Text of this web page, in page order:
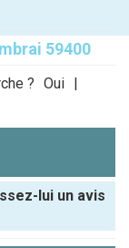
59400
? Oui |
lui un avis